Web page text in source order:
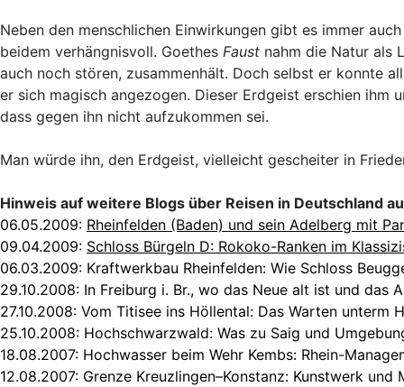
Neben den menschlichen Einwirkungen gibt es immer
beidem verhängnisvoll. Goethes Faust nahm die Natur als
auch noch stören, zusammenhält. Doch selbst er konnte
er sich magisch angezogen. Dieser Erdgeist erschien
dass gegen ihn nicht aufzukommen sei.
Man würde ihn, den Erdgeist, vielleicht gescheiter in
Hinweis auf weitere Blogs über Reisen in Deutschland
06.05.2009: Rheinfelden (Baden) und sein Adelberg mit
09.04.2009: Schloss Bürgeln D: Rokoko-Ranken im
06.03.2009: Kraftwerkbau Rheinfelden: Wie Schloss
29.10.2008: In Freiburg i. Br., wo das Neue alt ist und das
27.10.2008: Vom Titisee ins Höllental: Das Warten unterm
25.10.2008: Hochschwarzwald: Was zu Saig und
18.08.2007: Hochwasser beim Wehr Kembs: Rhein-
12.08.2007: Grenze Kreuzlingen–Konstanz: Kunstwerk und